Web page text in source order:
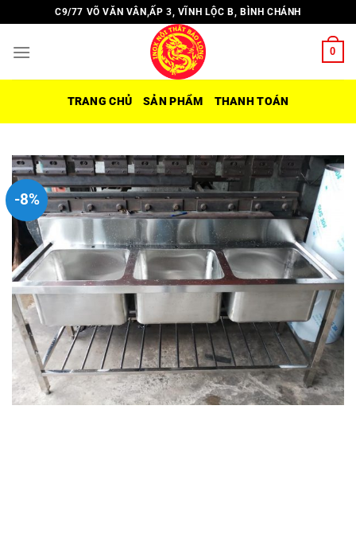
đến
nội
C9/77 VÕ VĂN VÂN,ẤP 3, VĨNH LỘC B, BÌNH CHÁNH
0
TRANG CHỦ SẢN PHẨM THANH TOÁN
-8%